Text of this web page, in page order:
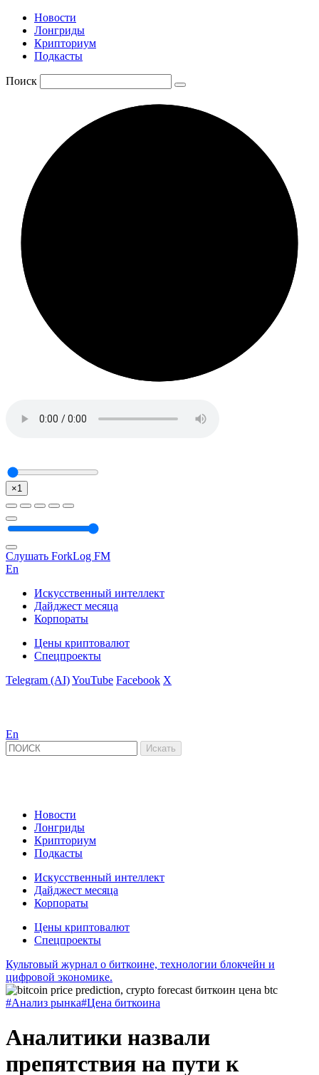
Новости
Лонгриды
Крипториум
Подкасты
Поиск
×1
Слушать ForkLog FM
En
Искусственный интеллект
Дайджест месяца
Корпораты
Цены криптовалют
Спецпроекты
Telegram (AI)YouTube Facebook X
En
Новости
Лонгриды
Крипториум
Подкасты
Искусственный интеллект
Дайджест месяца
Корпораты
Цены криптовалют
Спецпроекты
Культовый журнал о биткоине, технологии блокчейн и
цифровой экономике.
#Анализ рынка#Цена биткоина
Аналитики назвали
препятствия на пути к